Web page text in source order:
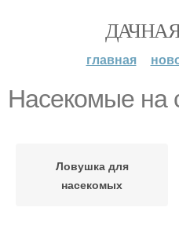
главная
Насекомые на
Ловушка для
насекомых